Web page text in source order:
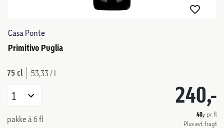
Casa Ponte
Primitivo Puglia
75 cl 53,33 / L
240,-
40,- pr. fl
Plus evt. fragt
1
pakke á 6 fl